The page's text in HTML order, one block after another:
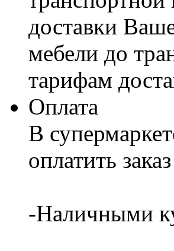
доставки
мебели до
тарифам
Оплата
В
оплатить
-Наличными